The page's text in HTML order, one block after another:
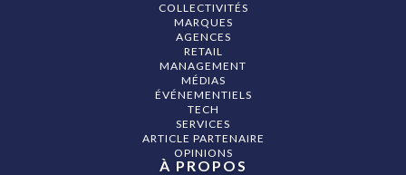
COLLECTIVITÉS
MARQUES
AGENCES
RETAIL
MANAGEMENT
MÉDIAS
ÉVÉNEMENTIELS
TECH
SERVICES
ARTICLE PARTENAIRE
OPINIONS
À PROPOS